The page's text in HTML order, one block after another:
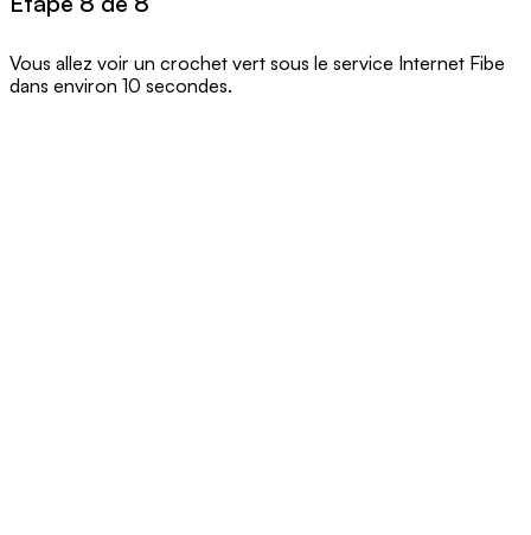
Vous allez voir un crochet vert sous le service Internet Fibe
dans environ 10 secondes.